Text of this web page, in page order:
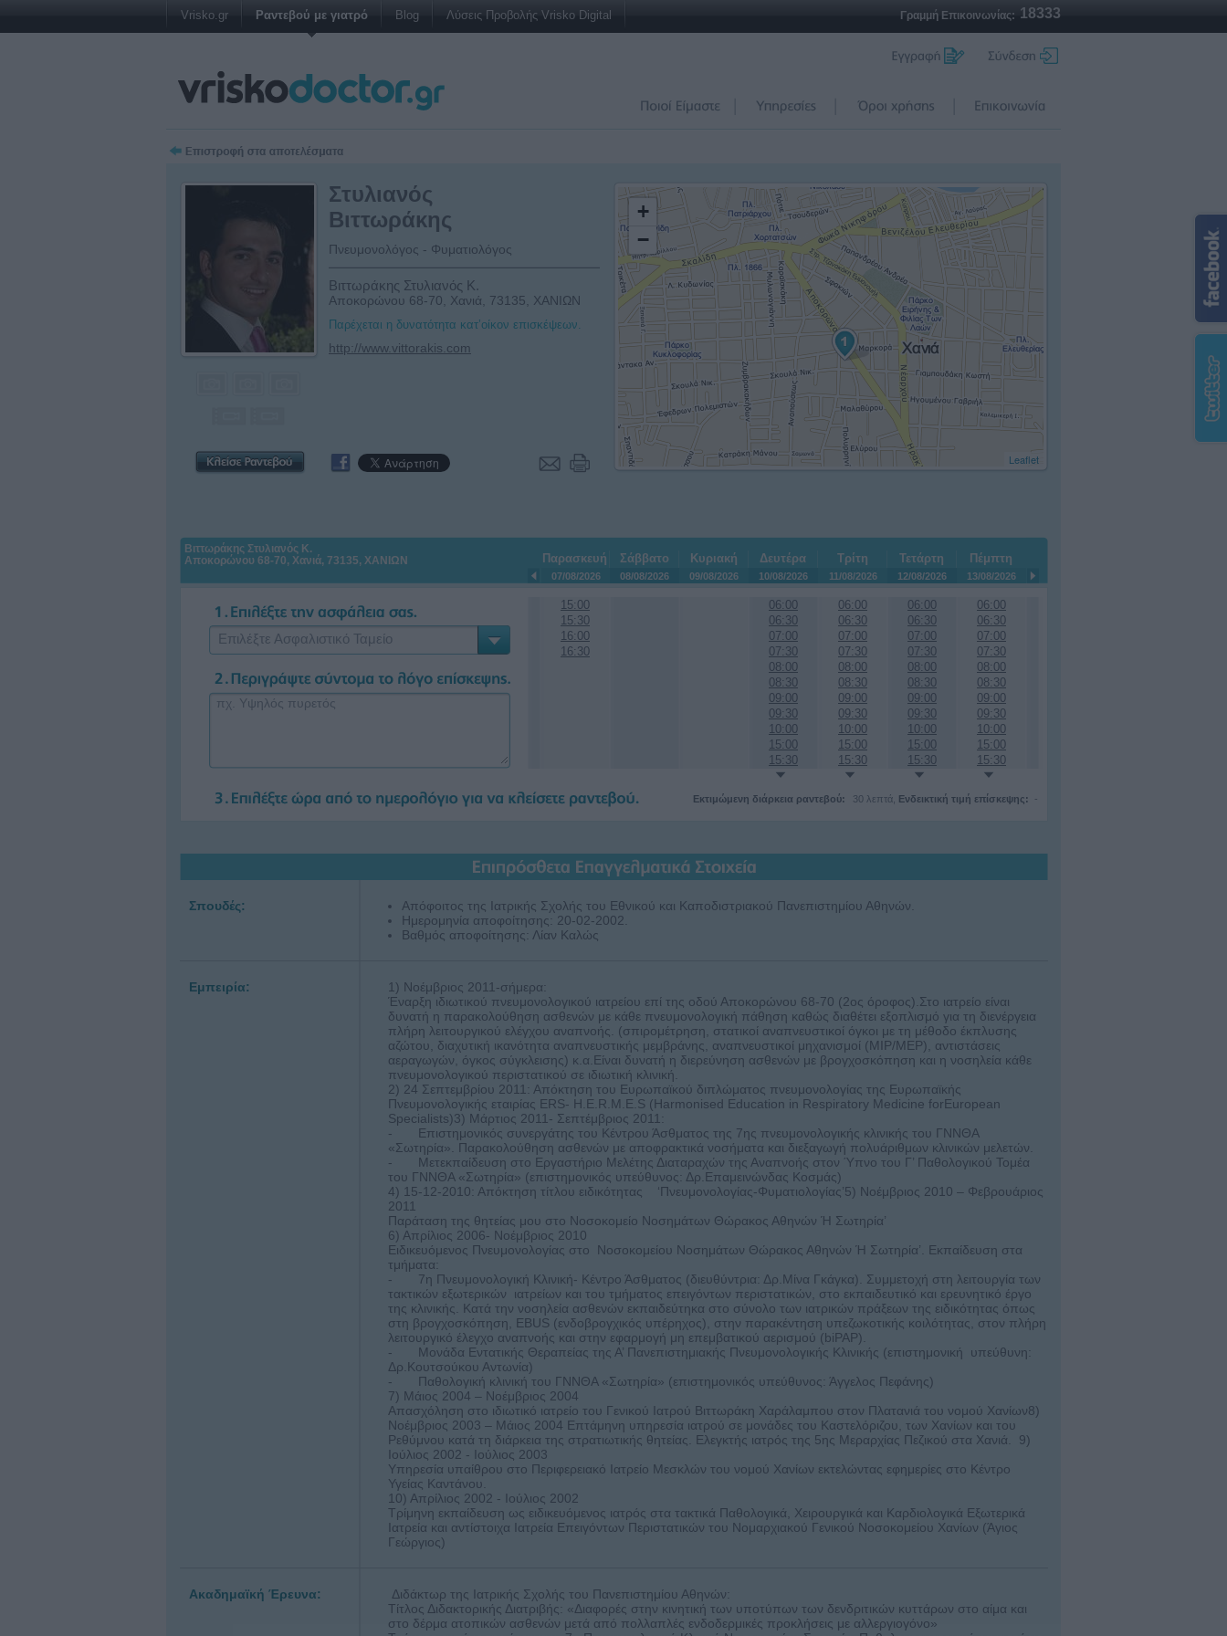
Vrisko.gr Ραντεβού με γιατρό Blog Λύσεις Προβολής Vrisko Digital Γραμμή Επικοινωνίας: 18333
Στυλιανός
Βιττωράκης
Πνευμονολόγος - Φυματιολόγος
Βιττωράκης Στυλιανός Κ.
Αποκορώνου 68-70, Χανιά, 73135, ΧΑΝΙΩΝ
Παρέχεται η δυνατότητα κατ’οίκον επισκέψεων.
+
−
Leaflet
Βιττωράκης Στυλιανός Κ.
Αποκορώνου 68-70, Χανιά, 73135, ΧΑΝΙΩΝ
Επιλέξτε Ασφαλιστικό Ταμείο
Παρασκευή
07/08/2026
Σάββατο
08/08/2026
Κυριακή
09/08/2026
Δευτέρα
10/08/2026
Τρίτη
11/08/2026
Τετάρτη
12/08/2026
Πέμπτη
13/08/2026
15:00
15:30
16:00
16:30
06:00
06:30
07:00
07:30
08:00
08:30
09:00
09:30
10:00
15:00
15:30
06:00
06:30
07:00
07:30
08:00
08:30
09:00
09:30
10:00
15:00
15:30
06:00
06:30
07:00
07:30
08:00
08:30
09:00
09:30
10:00
15:00
15:30
06:00
06:30
07:00
07:30
08:00
08:30
09:00
09:30
10:00
15:00
15:30
Εκτιμώμενη διάρκεια ραντεβού: 30 λεπτά, Ενδεικτική τιμή επίσκεψης: -
Σπουδές:
Απόφοιτος της Ιατρικής Σχολής του Εθνικού και Καποδιστριακού Πανεπιστημίου Αθηνών.
Ημερομηνία αποφοίτησης: 20-02-2002.
Βαθμός αποφοίτησης: Λίαν Καλώς
Εμπειρία:
1) Νοέμβριος 2011-σήμερα:
Έναρξη ιδιωτικού πνευμονολογικού ιατρείου επί της οδού Αποκορώνου 68-70 (2ος όροφος).Στο ιατρείο είναι
δυνατή η παρακολούθηση ασθενών με κάθε πνευμονολογική πάθηση καθώς διαθέτει εξοπλισμό για τη διενέργεια
πλήρη λειτουργικού ελέγχου αναπνοής. (σπιρομέτρηση, στατικοί αναπνευστικοί όγκοι με τη μέθοδο έκπλυσης
αζώτου, διαχυτική ικανότητα αναπνευστικής μεμβράνης, αναπνευστικοί μηχανισμοί (MIP/MEP), αντιστάσεις
αεραγωγών, όγκος σύγκλεισης) κ.α.Είναι δυνατή η διερεύνηση ασθενών με βρογχοσκόπηση και η νοσηλεία κάθε
πνευμονολογικού περιστατικού σε ιδιωτική κλινική.
2) 24 Σεπτεμβρίου 2011: Απόκτηση του Ευρωπαϊκού διπλώματος πνευμονολογίας της Ευρωπαϊκής
Πνευμονολογικής εταιρίας ERS- H.E.R.M.E.S (Harmonised Education in Respiratory Medicine forEuropean
Specialists)3) Μάρτιος 2011- Σεπτέμβριος 2011:
- Επιστημονικός συνεργάτης του Κέντρου Άσθματος της 7ης πνευμονολογικής κλινικής του ΓΝΝΘΑ
«Σωτηρία». Παρακολούθηση ασθενών με αποφρακτικά νοσήματα και διεξαγωγή πολυάριθμων κλινικών μελετών.
- Μετεκπαίδευση στο Εργαστήριο Μελέτης Διαταραχών της Αναπνοής στον Ύπνο του Γ’ Παθολογικού Τομέα
του ΓΝΝΘΑ «Σωτηρία» (επιστημονικός υπεύθυνος: Δρ.Επαμεινώνδας Κοσμάς)
4) 15-12-2010: Απόκτηση τίτλου ειδικότητας ‘Πνευμονολογίας-Φυματιολογίας’5) Νοέμβριος 2010 – Φεβρουάριος
2011
Παράταση της θητείας μου στο Νοσοκομείο Νοσημάτων Θώρακος Αθηνών Ή Σωτηρία’
6) Απρίλιος 2006- Νοέμβριος 2010
Ειδικευόμενος Πνευμονολογίας στο Νοσοκομείου Νοσημάτων Θώρακος Αθηνών Ή Σωτηρία’. Εκπαίδευση στα
τμήματα:
- 7η Πνευμονολογική Κλινική- Κέντρο Άσθματος (διευθύντρια: Δρ.Μίνα Γκάγκα). Συμμετοχή στη λειτουργία των
τακτικών εξωτερικών ιατρείων και του τμήματος επειγόντων περιστατικών, στο εκπαιδευτικό και ερευνητικό έργο
της κλινικής. Κατά την νοσηλεία ασθενών εκπαιδεύτηκα στο σύνολο των ιατρικών πράξεων της ειδικότητας όπως
στη βρογχοσκόπηση, EBUS (ενδοβρογχικός υπέρηχος), στην παρακέντηση υπεζωκοτικής κοιλότητας, στον πλήρη
λειτουργικό έλεγχο αναπνοής και στην εφαρμογή μη επεμβατικού αερισμού (biPAP).
- Μονάδα Εντατικής Θεραπείας της Α’ Πανεπιστημιακής Πνευμονολογικής Κλινικής (επιστημονική υπεύθυνη:
Δρ.Κουτσούκου Αντωνία)
- Παθολογική κλινική του ΓΝΝΘΑ «Σωτηρία» (επιστημονικός υπεύθυνος: Άγγελος Πεφάνης)
7) Μάιος 2004 – Νοέμβριος 2004
Απασχόληση στο ιδιωτικό ιατρείο του Γενικού Ιατρού Βιττωράκη Χαράλαμπου στον Πλατανιά του νομού Χανίων8)
Νοέμβριος 2003 – Μάιος 2004 Επτάμηνη υπηρεσία ιατρού σε μονάδες του Καστελόριζου, των Χανίων και του
Ρεθύμνου κατά τη διάρκεια της στρατιωτικής θητείας. Ελεγκτής ιατρός της 5ης Μεραρχίας Πεζικού στα Χανιά. 9)
Ιούλιος 2002 - Ιούλιος 2003
Υπηρεσία υπαίθρου στο Περιφερειακό Ιατρείο Μεσκλών του νομού Χανίων εκτελώντας εφημερίες στο Κέντρο
Υγείας Καντάνου.
10) Απρίλιος 2002 - Ιούλιος 2002
Τρίμηνη εκπαίδευση ως ειδικευόμενος ιατρός στα τακτικά Παθολογικά, Χειρουργικά και Καρδιολογικά Εξωτερικά
Ιατρεία και αντίστοιχα Ιατρεία Επειγόντων Περιστατικών του Νομαρχιακού Γενικού Νοσοκομείου Χανίων (Άγιος
Γεώργιος)
Ακαδημαϊκή Έρευνα:
Διδάκτωρ της Ιατρικής Σχολής του Πανεπιστημίου Αθηνών:
Τίτλος Διδακτορικής Διατριβής: «Διαφορές στην κινητική των υποτύπων των δενδριτικών κυττάρων στο αίμα και
στο δέρμα ατοπικών ασθενών μετά από πολλαπλές ενδοδερμικές προκλήσεις με αλλεργιογόνο»